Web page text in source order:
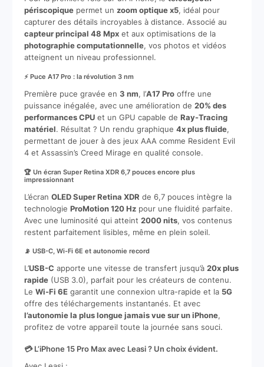
périscopiquepermet un zoom optique x5, idéal pour
capturer des détails incroyables à distance. Associé au
capteur principal 48 Mpxet aux optimisations de la
photographie computationnelle, vos photos et vidéos
atteignent un niveau professionnel.
⚡ Puce A17 Pro : la révolution 3 nm
Première puce gravée en 3 nm, l’A17 Prooffre une
puissance inégalée, avec une amélioration de 20% des
performances CPUet un GPU capable de Ray-Tracing
matériel. Résultat ? Un rendu graphique 4x plus fluide,
permettant de jouer à des jeux AAA comme Resident Evil
4 et Assassin’s Creed Mirage en qualité console.
🏆 Un écran Super Retina XDR 6,7 pouces encore plus
impressionnant
L’écran OLED Super Retina XDR de 6,7 pouces intègre la
technologie ProMotion 120 Hzpour une fluidité parfaite.
Avec une luminosité qui atteint 2000 nits, vos contenus
restent parfaitement lisibles, même en plein soleil.
📡 USB-C, Wi-Fi 6E et autonomie record
L’USB-C apporte une vitesse de transfert jusqu’à 20x plus
rapide(USB 3.0), parfait pour les créateurs de contenu.
Le Wi-Fi 6Egarantit une connexion ultra-rapide et la 5G
offre des téléchargements instantanés. Et avec
l’autonomie la plus longue jamais vue sur un iPhone,
profitez de votre appareil toute la journée sans souci.
💳 L’iPhone 15 Pro Max avec Leasi ? Un choix évident.